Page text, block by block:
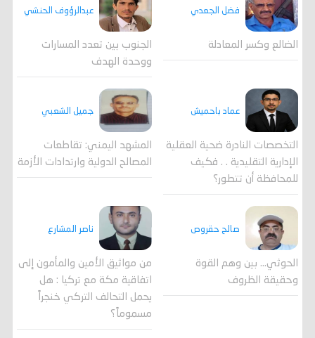
فضل الجعدي
الضالع وكسر المعادلة
عبدالرؤوف الحنشي
الجنوب بين تعدد المسارات
ووحدة الهدف
عماد باحميش
التخصصات النادرة ضحية العقلية
الإدارية التقليدية . . فكيف
للمحافظة أن تتطور؟
جميل الشعبي
المشهد اليمني: تقاطعات
المصالح الدولية وارتدادات الأزمة
صالح حقروص
الحوثي... بين وهم القوة
وحقيقة الظروف
ناصر المشارع
من مواثيق الأمين والمأمون إلى
اتفاقية مكة مع تركيا : هل
يحمل التحالف التركي خنجراً
مسموماً؟